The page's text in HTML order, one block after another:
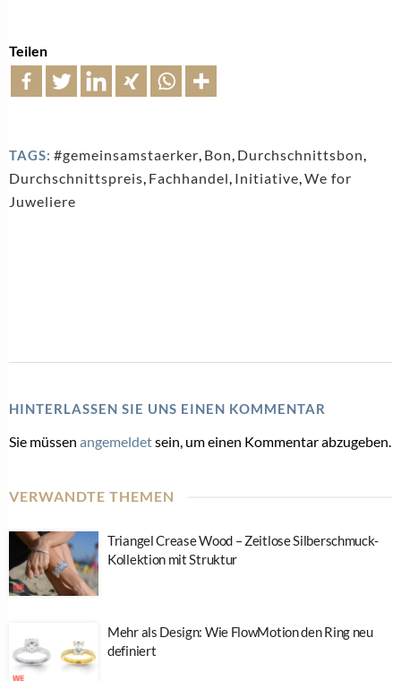
Teilen
TAGS: #gemeinsamstaerker, Bon, Durchschnittsbon,
Durchschnittspreis, Fachhandel, Initiative,We for
Juweliere
HINTERLASSEN SIE UNS EINEN KOMMENTAR
Sie müssen angemeldetsein, um einen Kommentar abzugeben.
VERWANDTE THEMEN
Triangel Crease Wood – Zeitlose Silberschmuck-
Kollektion mit Struktur
Mehr als Design: Wie FlowMotion den Ring neu
definiert